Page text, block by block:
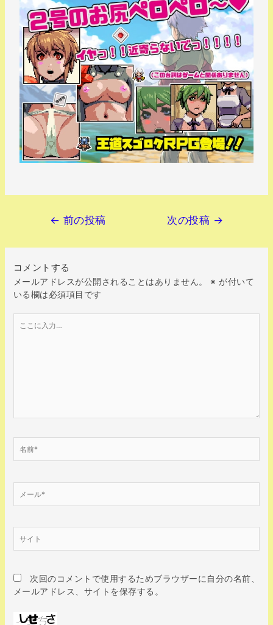
← 前の投稿 次の投稿 →
コメントする
メールアドレスが公開されることはありません。 ※ が付いて
いる欄は必須項目です
こ
ー
*
次回のコメントで使用するためブラウザーに自分の名前、
メールアドレス、サイトを保存する。